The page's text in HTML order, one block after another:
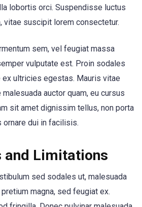
lobortis orci. Suspendisse luctus
vitae suscipit lorem consectetur.
sem, vel feugiat massa
vulputate est. Proin sodales
ex ultricies egestas. Mauris vitae
auctor quam, eu cursus
sit amet dignissim tellus, non porta
ornare dui in facilisis.
and Limitations
sed sodales ut, malesuada
magna, sed feugiat ex.